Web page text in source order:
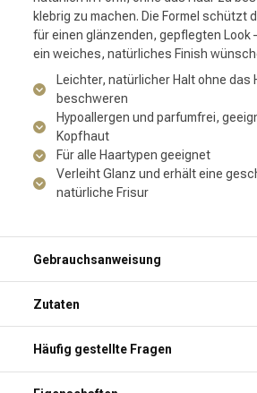
klebrig zu machen. Die Formel schützt
für einen glänzenden, gepflegten Look
ein weiches, natürliches Finish
Leichter, natürlicher Halt ohne das
beschweren
Hypoallergen und parfumfrei,
Kopfhaut
Für alle Haartypen geeignet
Verleiht Glanz und erhält eine
natürliche Frisur
Gebrauchsanweisung
Zutaten
Häufig gestellte Fragen